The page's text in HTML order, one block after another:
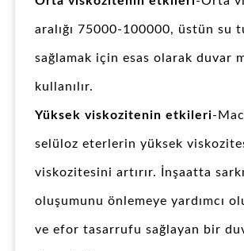
aralığı 75000-100000, üstün su
sağlamak için esas olarak duvar
kullanılır.
Yüksek viskozitenin etkileri-
selüloz eterlerin yüksek
viskozitesini artırır. İnşaatta
oluşumunu önlemeye yardımcı
ve efor tasarrufu sağlayan bir